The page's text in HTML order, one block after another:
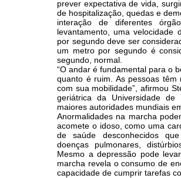
prever expectativa de vida,
de hospitalização, quedas e
interação de diferentes
levantamento, uma
por segundo deve ser
um metro por segundo é
segundo, normal.
“O andar é fundamental para o
quanto é ruim. As pessoas
com sua mobilidade”, afirmou
geriátrica da Universidade
maiores autoridades mundiais
Anormalidades na marcha
acomete o idoso, como uma
de saúde desconhecidos
doenças pulmonares,
Mesmo a depressão pode
marcha revela o consumo de
capacidade de cumprir tarefas